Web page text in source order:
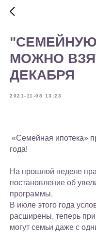
МОЖНО
ДЕКАБРЯ
2021-11-08 13:23
«Семейная ипотека»
года!
На прошлой неделе
постановление об
программы.
В июле этого года
расширены, теперь
могут семьи даже с